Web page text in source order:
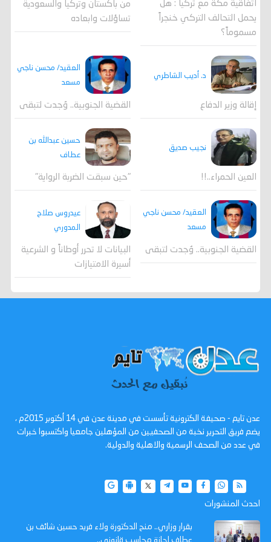
اتفاقية مكة مع تركيا : هل
يحمل التحالف التركي خنجراً
مسموماً؟
من باكستان وتركيا والسعودية
تساؤلات وابعاده
د. أديب الشاطري
إقالة وزير الدفاع
العقيد/ محسن ناجي
مسعد
القضية الجنوبية.. وُجدت لتبقى
نجيب صديق
العين الحمراء..!!
حسين عبدالله بن
عطاف
"حين سبقت الضربة الرواية"
العقيد/ محسن ناجي
مسعد
القضية الجنوبية.. وُجدت لتبقى
عيدروس صلاح
المدوري
البيانات لا تحرر أوطاناً و الشرعية
أسيرة الامتيازات
عدن تايم - صحيفة الكترونية تأسست في مدينة عدن في 14 أكتوبر 2015م ،
يضم فريق التحرير نخبة من الصحفيين من المؤهلين جامعيا واكتسبوا خبرات
في عدد من الصحف الرسمية والاهلية والدولية.
احدث المنشورات
بقرار وزاري.. منح الدكتورة ولاء فريد حسين شائف بن
عطاف إجازة محاسب قانوني..